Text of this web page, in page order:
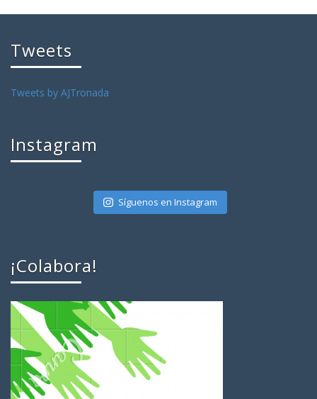
Tweets
Tweets by AJTronada
Instagram
Síguenos en Instagram
¡Colabora!